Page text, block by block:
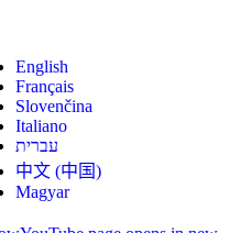
English
Français
Slovenčina
Italiano
עברית
中文 (中国)
Magyar